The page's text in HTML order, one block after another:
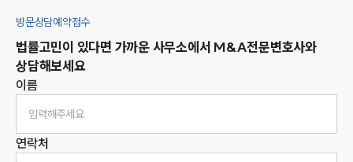
방문상담예약접수
법률고민이 있다면 가까운 사무소에서 M&A전문변호사와
상담해보세요
이름
연락처